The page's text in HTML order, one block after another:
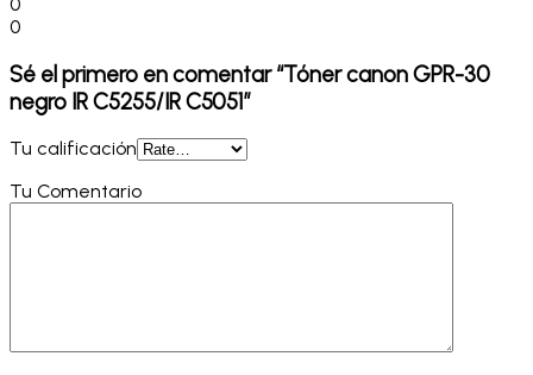
0
Sé el primero en comentar “Tóner canon GPR-30
negro IR C5255/IR C5051”
Tu calificación
Tu Comentario